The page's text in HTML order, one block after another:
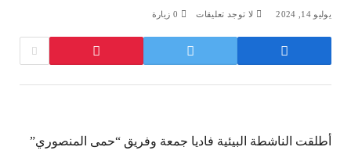
يوليو 14, 2024 لا توجد تعليقات 0 زيارة
‏أطلقت الناشطة البيئية فاديا جمعة وفريق “حمى المنصوري”